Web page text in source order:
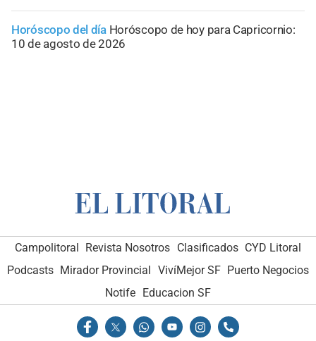
Horóscopo del día Horóscopo de hoy para Capricornio:
10 de agosto de 2026
Campolitoral Revista Nosotros Clasificados CYD Litoral
Podcasts Mirador Provincial VivíMejor SF Puerto Negocios
Notife Educacion SF